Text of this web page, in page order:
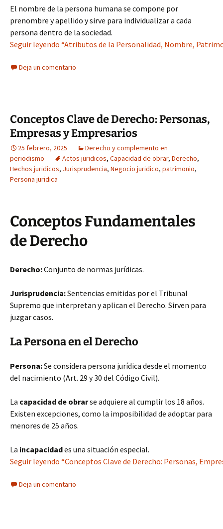
El nombre de la persona humana se compone por
prenombre y apellido y sirve para individualizar a cada
persona dentro de la sociedad.
Seguir leyendo “Atributos de la Personalidad, Nombre,
Deja un comentario
Conceptos Clave de Derecho: Personas,
Empresas y Empresarios
25 febrero, 2025
Derecho y complemento en
periodismo
Actos juridicos, Capacidad de obrar, Derecho,
Hechos juridicos, Jurisprudencia, Negocio juridico, patrimonio,
Persona juridica
Conceptos Fundamentales
de Derecho
Derecho:Conjunto de normas jurídicas.
Jurisprudencia:Sentencias emitidas por el Tribunal
Supremo que interpretan y aplican el Derecho. Sirven para
juzgar casos.
La Persona en el Derecho
Persona:Se considera persona jurídica desde el momento
del nacimiento (Art. 29 y 30 del Código Civil).
La capacidad de obrarse adquiere al cumplir los 18 años.
Existen excepciones, como la imposibilidad de adoptar para
menores de 25 años.
La incapacidades una situación especial.
Seguir leyendo “Conceptos Clave de Derecho: Personas,
Deja un comentario